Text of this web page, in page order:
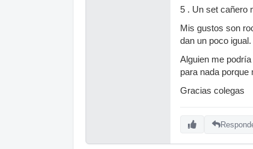
5 . Un set cañero
Mis gustos son
dan un poco igual.
Alguien me
para nada porque
Gracias colegas